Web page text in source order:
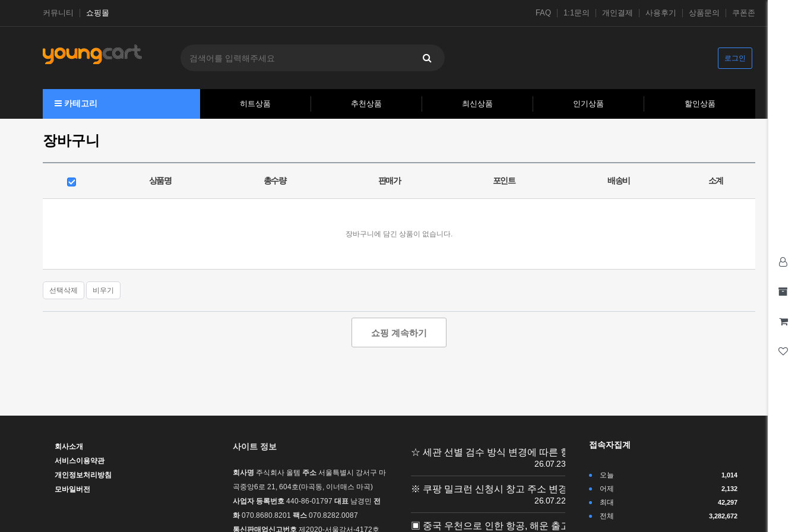
커뮤니티 쇼핑몰 FAQ 1:1문의 개인결제 사용후기 상품문의 쿠폰존
로그인
카테고리 히트상품 추천상품 최신상품 인기상품 할인상품
장바구니
상품명 총수량 판매가 포인트 배송비 소계
장바구니에 담긴 상품이 없습니다.
선택삭제 비우기
쇼핑 계속하기
회사소개
서비스이용약관
개인정보처리방침
모바일버전
사이트 정보
회사명 주식회사 올템 주소 서울특별시 강서구 마
곡중앙6로 21, 604호(마곡동, 이너매스 마곡)
사업자 등록번호 440-86-01797 대표 남경민 전
화070.8680.8201 팩스 070.8282.0087
통신판매업신고번호 제2020-서울강서-4172호
☆ 세관 선별 검수 방식 변경에 따른 항공 통관 지연 …
26.07.23
※ 쿠팡 밀크런 신청시 창고 주소 변경 ※
26.07.22
▣ 중국 우천으로 인한 항공, 해운 출고 지연 안내 ▣
접속자집계
오늘 1,014
어제 2,132
최대 42,297
전체 3,282,672